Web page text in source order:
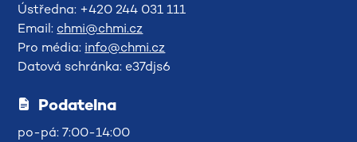
Ústředna: +420 244 031 111
Email: chmi@chmi.cz
Pro média: info@chmi.cz
Datová schránka: e37djs6
Podatelna
po-pá: 7:00-14:00